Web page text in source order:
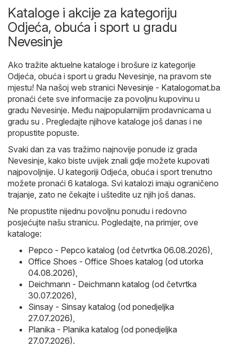
Kataloge i akcije za kategoriju
Odjeća, obuća i sport u gradu
Nevesinje
Ako tražite aktuelne kataloge i brošure iz kategorije
Odjeća, obuća i sport u gradu Nevesinje, na pravom ste
mjestu! Na našoj web stranici Nevesinje - Katalogomat.ba
pronaći ćete sve informacije za povoljnu kupovinu u
gradu Nevesinje. Među najpopularnijim prodavnicama u
gradu su . Pregledajte njihove kataloge još danas i ne
propustite popuste.
Svaki dan za vas tražimo najnovije ponude iz grada
Nevesinje, kako biste uvijek znali gdje možete kupovati
najpovoljnije. U kategoriji Odjeća, obuća i sport trenutno
možete pronaći 6 kataloga. Svi katalozi imaju ograničeno
trajanje, zato ne čekajte i uštedite uz njih još danas.
Ne propustite nijednu povoljnu ponudu i redovno
posjećujte našu stranicu. Pogledajte, na primjer, ove
kataloge:
Pepco - Pepco katalog (od četvrtka 06.08.2026)
Office Shoes - Office Shoes katalog (od utorka
04.08.2026)
Deichmann - Deichmann katalog (od četvrtka
30.07.2026)
Sinsay - Sinsay katalog (od ponedjeljka
27.07.2026)
Planika - Planika katalog (od ponedjeljka
27.07.2026).